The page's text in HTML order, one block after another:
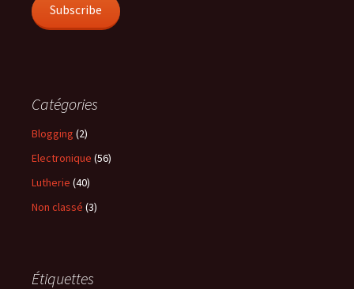
Subscribe
Catégories
Blogging (2)
Electronique (56)
Lutherie (40)
Non classé (3)
Étiquettes